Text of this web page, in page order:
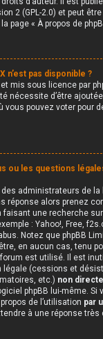
2 (GPL-2.0) et peut
page « À propos de
n’est pas disponible ?
mis sous licence par
nécessite d’être
vous pouvez voter pour
ou les questions
administrateurs de la
réponse alors prenez
faisant une recherche
: Yahoo!, Free,
Notez que phpBB
en aucun cas, tenu
est utilisé. Il est
légale (cessions et
etc.) non
phpBB lui-même. Si
de l’utilisation par
à une réponse